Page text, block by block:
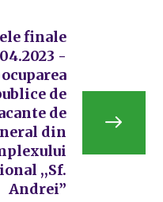
finale
-
de
de
din
,,Sf.
Andrei”